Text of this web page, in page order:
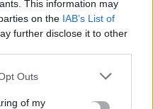
This information may
on the IAB’s List of
further disclose it to other
Outs
of my
για την 52η επέτειο της
η…